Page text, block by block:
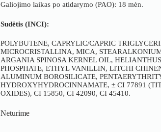
Galiojimo laikas po atidarymo (PAO): 18 mėn.
Sudėtis (INCI):
POLYBUTENE, CAPRYLIC/CAPRIC
MICROCRISTALLINA, MICA,
ARGANIA SPINOSA KERNEL OIL,
PHOSPHATE, ETHYL VANILLIN, LITCHI
ALUMINUM BOROSILICATE,
HYDROXYHYDROCINNAMATE, ± CI 77891
OXIDES), CI 15850, CI 42090, CI 45410.
Neturime